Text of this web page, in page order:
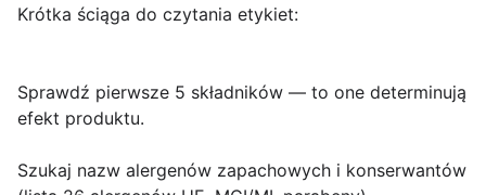
Krótka ściąga do czytania etykiet:
Sprawdź pierwsze 5 składników — to one determinują
efekt produktu.
Szukaj nazw alergenów zapachowych i konserwantów